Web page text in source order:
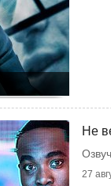
Не
27